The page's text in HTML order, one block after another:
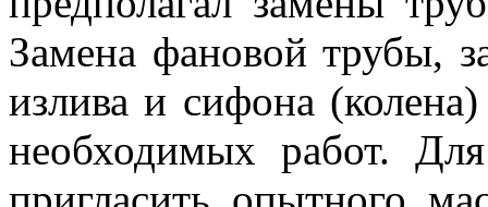
Замена фановой трубы,
излива и сифона
необходимых работ.